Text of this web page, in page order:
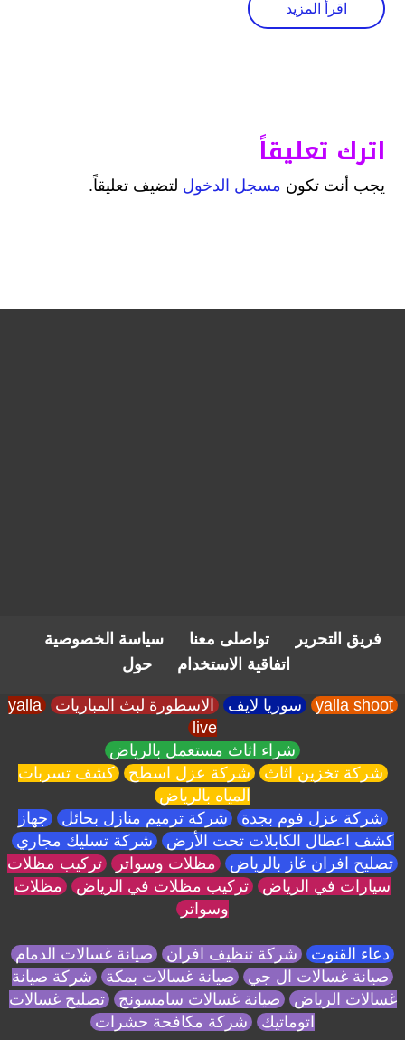
اقرأ المزيد
اترك تعليقاً
يجب أنت تكون مسجل الدخول لتضيف تعليقاً.
فريق التحرير تواصلى معنا
سياسة الخصوصية
اتفاقية الاستخدام
حول
yalla shoot سوريا لايف الاسطورة لبث المباريات yalla
live
شراء اثاث مستعمل بالرياض
شركة تخزين اثاث شركة عزل اسطح كشف تسربات
المياه بالرياض
شركة عزل فوم بجدة شركة ترميم منازل بحائل جهاز
كشف اعطال الكابلات تحت الأرض شركة تسليك مجاري
تصليح افران غاز بالرياض مظلات وسواتر تركيب مظلات
سيارات في الرياض تركيب مظلات في الرياض مظلات
وسواتر
دعاء القنوت شركة تنظيف افران صيانة غسالات الدمام
صيانة غسالات ال جي صيانة غسالات بمكة شركة صيانة
غسالات الرياض صيانة غسالات سامسونج تصليح غسالات
اتوماتيك شركة مكافحة حشرات